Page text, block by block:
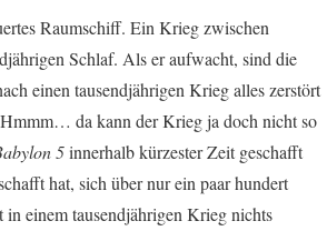
Raumschiff. Ein Krieg zwischen
Schlaf. Als er aufwacht, sind die
einen tausendjährigen Krieg alles zerstört
da kann der Krieg ja doch nicht so
5innerhalb kürzester Zeit geschafft
hat, sich über nur ein paar hundert
in einem tausendjährigen Krieg nichts